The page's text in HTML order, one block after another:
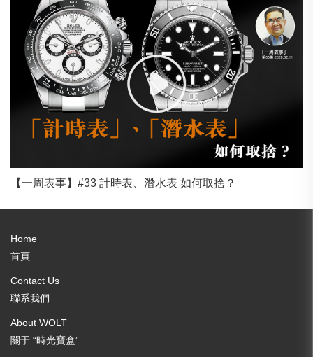
【一周表事】#33 計時表、潛水表 如何取捨？
Home
首頁
Contact Us
聯系我們
About WOLT
關于 “時光寶盒”